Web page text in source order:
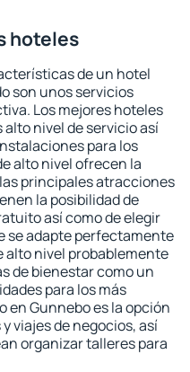
hoteles
de un hotel
son unos servicios
Los mejores hoteles
nivel de servicio así
para los
alto nivel ofrecen la
principales atracciones
la posibilidad de
así como de elegir
se adapte perfectamente
alto nivel probablemente
de bienestar como un
para los más
en Gunnebo es la opción
viajes de negocios, así
organizar talleres para